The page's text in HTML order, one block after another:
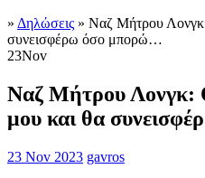
» Δηλώσεις » Ναζ Μήτρου Λονγκ:
συνεισφέρω όσο μπορώ…
23Nov
Ναζ Μήτρου Λονγκ:
μου και θα
23 Nov 2023 gavros